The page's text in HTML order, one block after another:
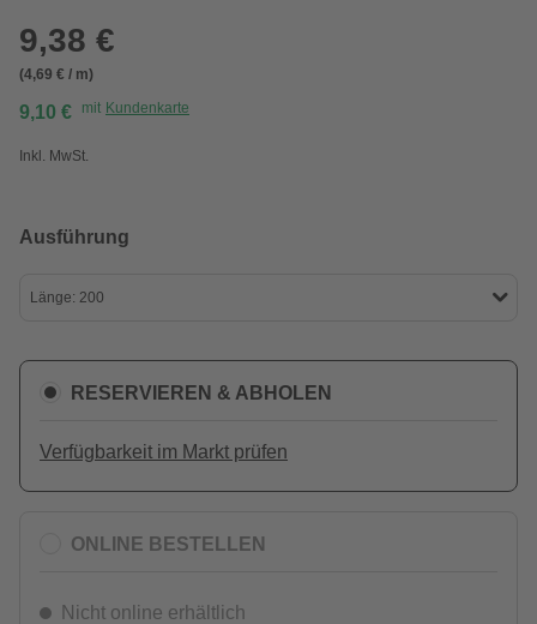
9,38 €
(4,69 € / m)
9,10 € mit Kundenkarte
Inkl. MwSt.
Ausführung
Länge: 200
RESERVIEREN & ABHOLEN
Verfügbarkeit im Markt prüfen
ONLINE BESTELLEN
Nicht online erhältlich